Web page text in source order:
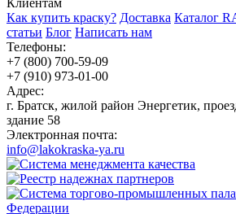
Как купить краску? Доставка Каталог
статьи Блог Написать нам
Телефоны:
+7 (800) 700-59-09
+7 (910) 973-01-00
Адрес:
г. Братск, жилой район Энергетик,
здание 58
Электронная почта:
info@lakokraska-ya.ru